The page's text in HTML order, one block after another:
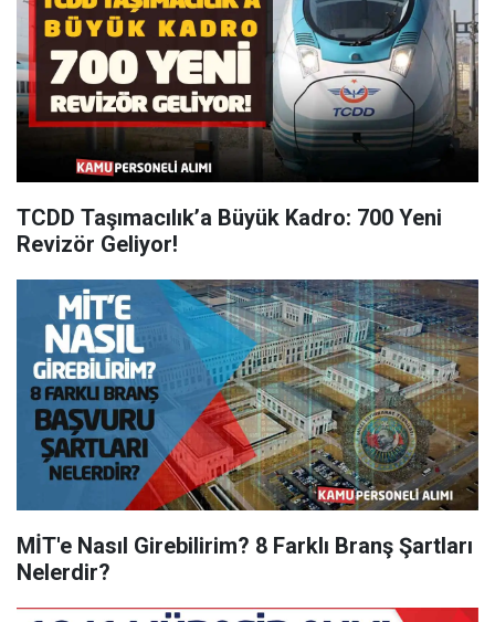
TCDD Taşımacılık’a Büyük Kadro: 700 Yeni
Revizör Geliyor!
MİT'e Nasıl Girebilirim? 8 Farklı Branş Şartları
Nelerdir?